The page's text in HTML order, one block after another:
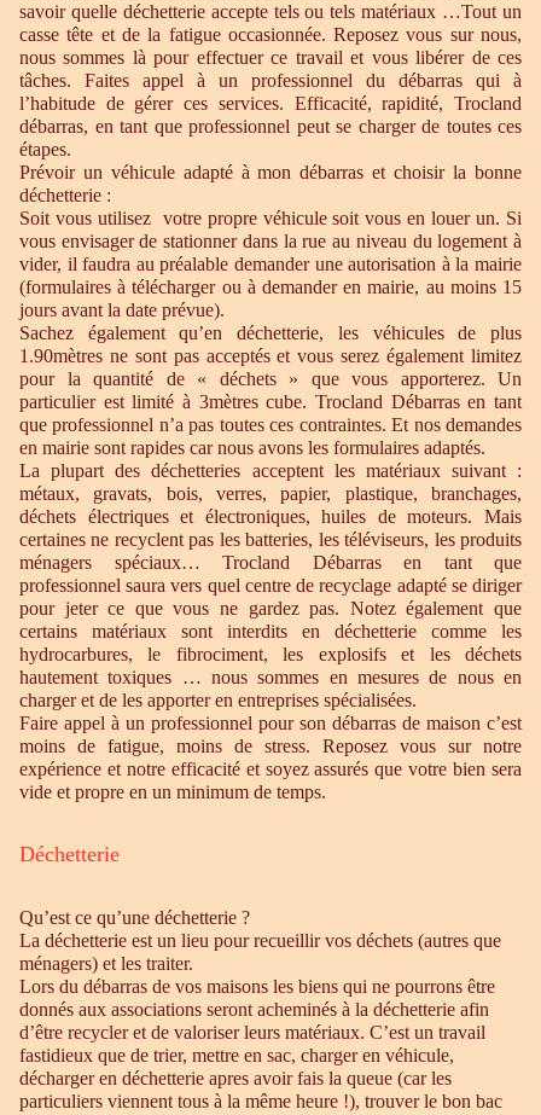
savoir quelle déchetterie accepte tels ou tels matériaux …Tout un
casse tête et de la fatigue occasionnée. Reposez vous sur nous,
nous sommes là pour effectuer ce travail et vous libérer de ces
tâches. Faites appel à un professionnel du débarras qui à
l’habitude de gérer ces services. Efficacité, rapidité, Trocland
débarras, en tant que professionnel peut se charger de toutes ces
étapes.
Prévoir un véhicule adapté à mon débarras et choisir la bonne
déchetterie :
Soit vous utilisez votre propre véhicule soit vous en louer un. Si
vous envisager de stationner dans la rue au niveau du logement à
vider, il faudra au préalable demander une autorisation à la mairie
(formulaires à télécharger ou à demander en mairie, au moins 15
jours avant la date prévue).
Sachez également qu’en déchetterie, les véhicules de plus
1.90mètres ne sont pas acceptés et vous serez également limitez
pour la quantité de « déchets » que vous apporterez. Un
particulier est limité à 3mètres cube. Trocland Débarras en tant
que professionnel n’a pas toutes ces contraintes. Et nos demandes
en mairie sont rapides car nous avons les formulaires adaptés.
La plupart des déchetteries acceptent les matériaux suivant :
métaux, gravats, bois, verres, papier, plastique, branchages,
déchets électriques et électroniques, huiles de moteurs. Mais
certaines ne recyclent pas les batteries, les téléviseurs, les produits
ménagers spéciaux… Trocland Débarras en tant que
professionnel saura vers quel centre de recyclage adapté se diriger
pour jeter ce que vous ne gardez pas. Notez également que
certains matériaux sont interdits en déchetterie comme les
hydrocarbures, le fibrociment, les explosifs et les déchets
hautement toxiques … nous sommes en mesures de nous en
charger et de les apporter en entreprises spécialisées.
Faire appel à un professionnel pour son débarras de maison c’est
moins de fatigue, moins de stress. Reposez vous sur notre
expérience et notre efficacité et soyez assurés que votre bien sera
vide et propre en un minimum de temps.
Déchetterie
Qu’est ce qu’une déchetterie ?
La déchetterie est un lieu pour recueillir vos déchets (autres que
ménagers) et les traiter.
Lors du débarras de vos maisons les biens qui ne pourrons être
donnés aux associations seront acheminés à la déchetterie afin
d’être recycler et de valoriser leurs matériaux. C’est un travail
fastidieux que de trier, mettre en sac, charger en véhicule,
décharger en déchetterie apres avoir fais la queue (car les
particuliers viennent tous à la même heure !), trouver le bon bac